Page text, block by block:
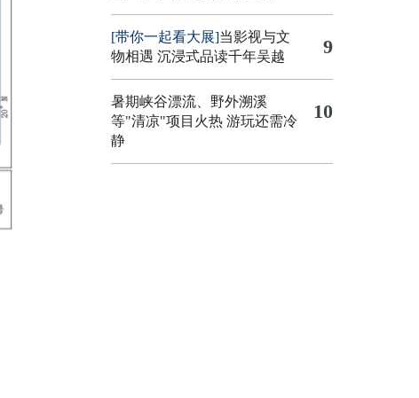
[带你一起看大展]当影视与文
物相遇 沉浸式品读千年吴越
9
暑期峡谷漂流、野外溯溪
等"清凉"项目火热 游玩还需冷
静
10